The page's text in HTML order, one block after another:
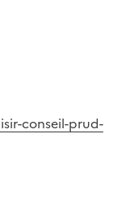
conseil-prud-